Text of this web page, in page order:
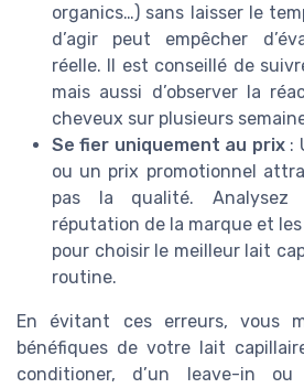
organics…) sans laisser le
d’agir peut empêcher
réelle. Il est conseillé de
mais aussi d’observer la
cheveux sur plusieurs
Se fier uniquement au prix:
ou un prix promotionnel
pas la qualité. Analysez
réputation de la marque et
pour choisir le meilleur lait
routine.
En évitant ces erreurs, vous
bénéfiques de votre lait
conditioner, d’un leave-in